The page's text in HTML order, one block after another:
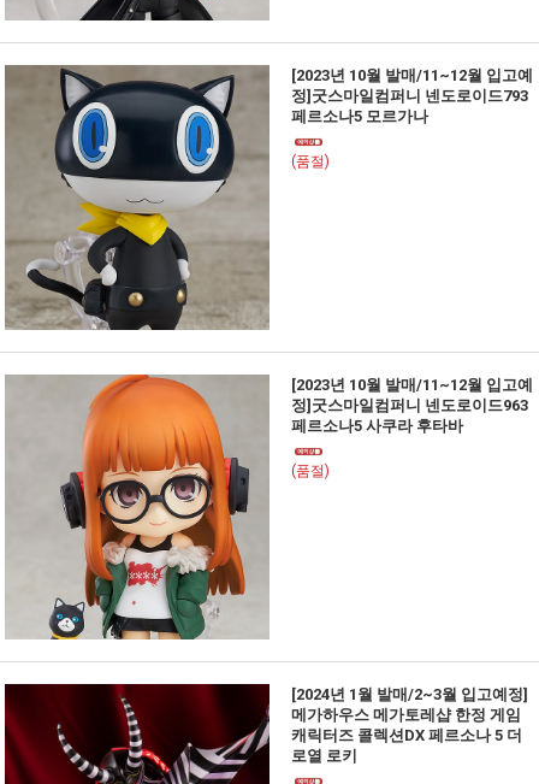
[2023년 10월 발매/11~12월 입고예
정]굿스마일컴퍼니 넨도로이드793
페르소나5 모르가나
(품절)
[2023년 10월 발매/11~12월 입고예
정]굿스마일컴퍼니 넨도로이드963
페르소나5 사쿠라 후타바
(품절)
[2024년 1월 발매/2~3월 입고예정]
메가하우스 메가토레샵 한정 게임
캐릭터즈 콜렉션DX 페르소나 5 더
로열 로키